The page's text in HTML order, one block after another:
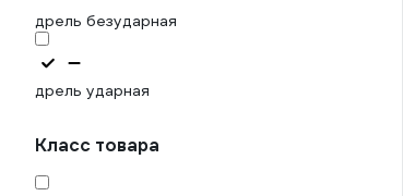
дрель безударная
дрель ударная
Класс товара